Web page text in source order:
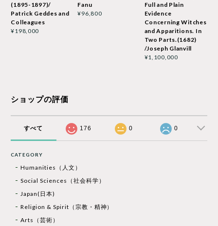
(1895-1897)/
Patrick Geddes and
Colleagues
¥198,000
Fanu
¥96,800
Full and Plain
Evidence
Concerning Witches
and Apparitions. In
Two Parts.(1682)
/Joseph Glanvill
¥1,100,000
ショップの評価
すべて 176 0 0
CATEGORY
Humanities（人文）
Social Sciences（社会科学）
Japan(日本)
Religion & Spirit（宗教・精神）
Arts（芸術）